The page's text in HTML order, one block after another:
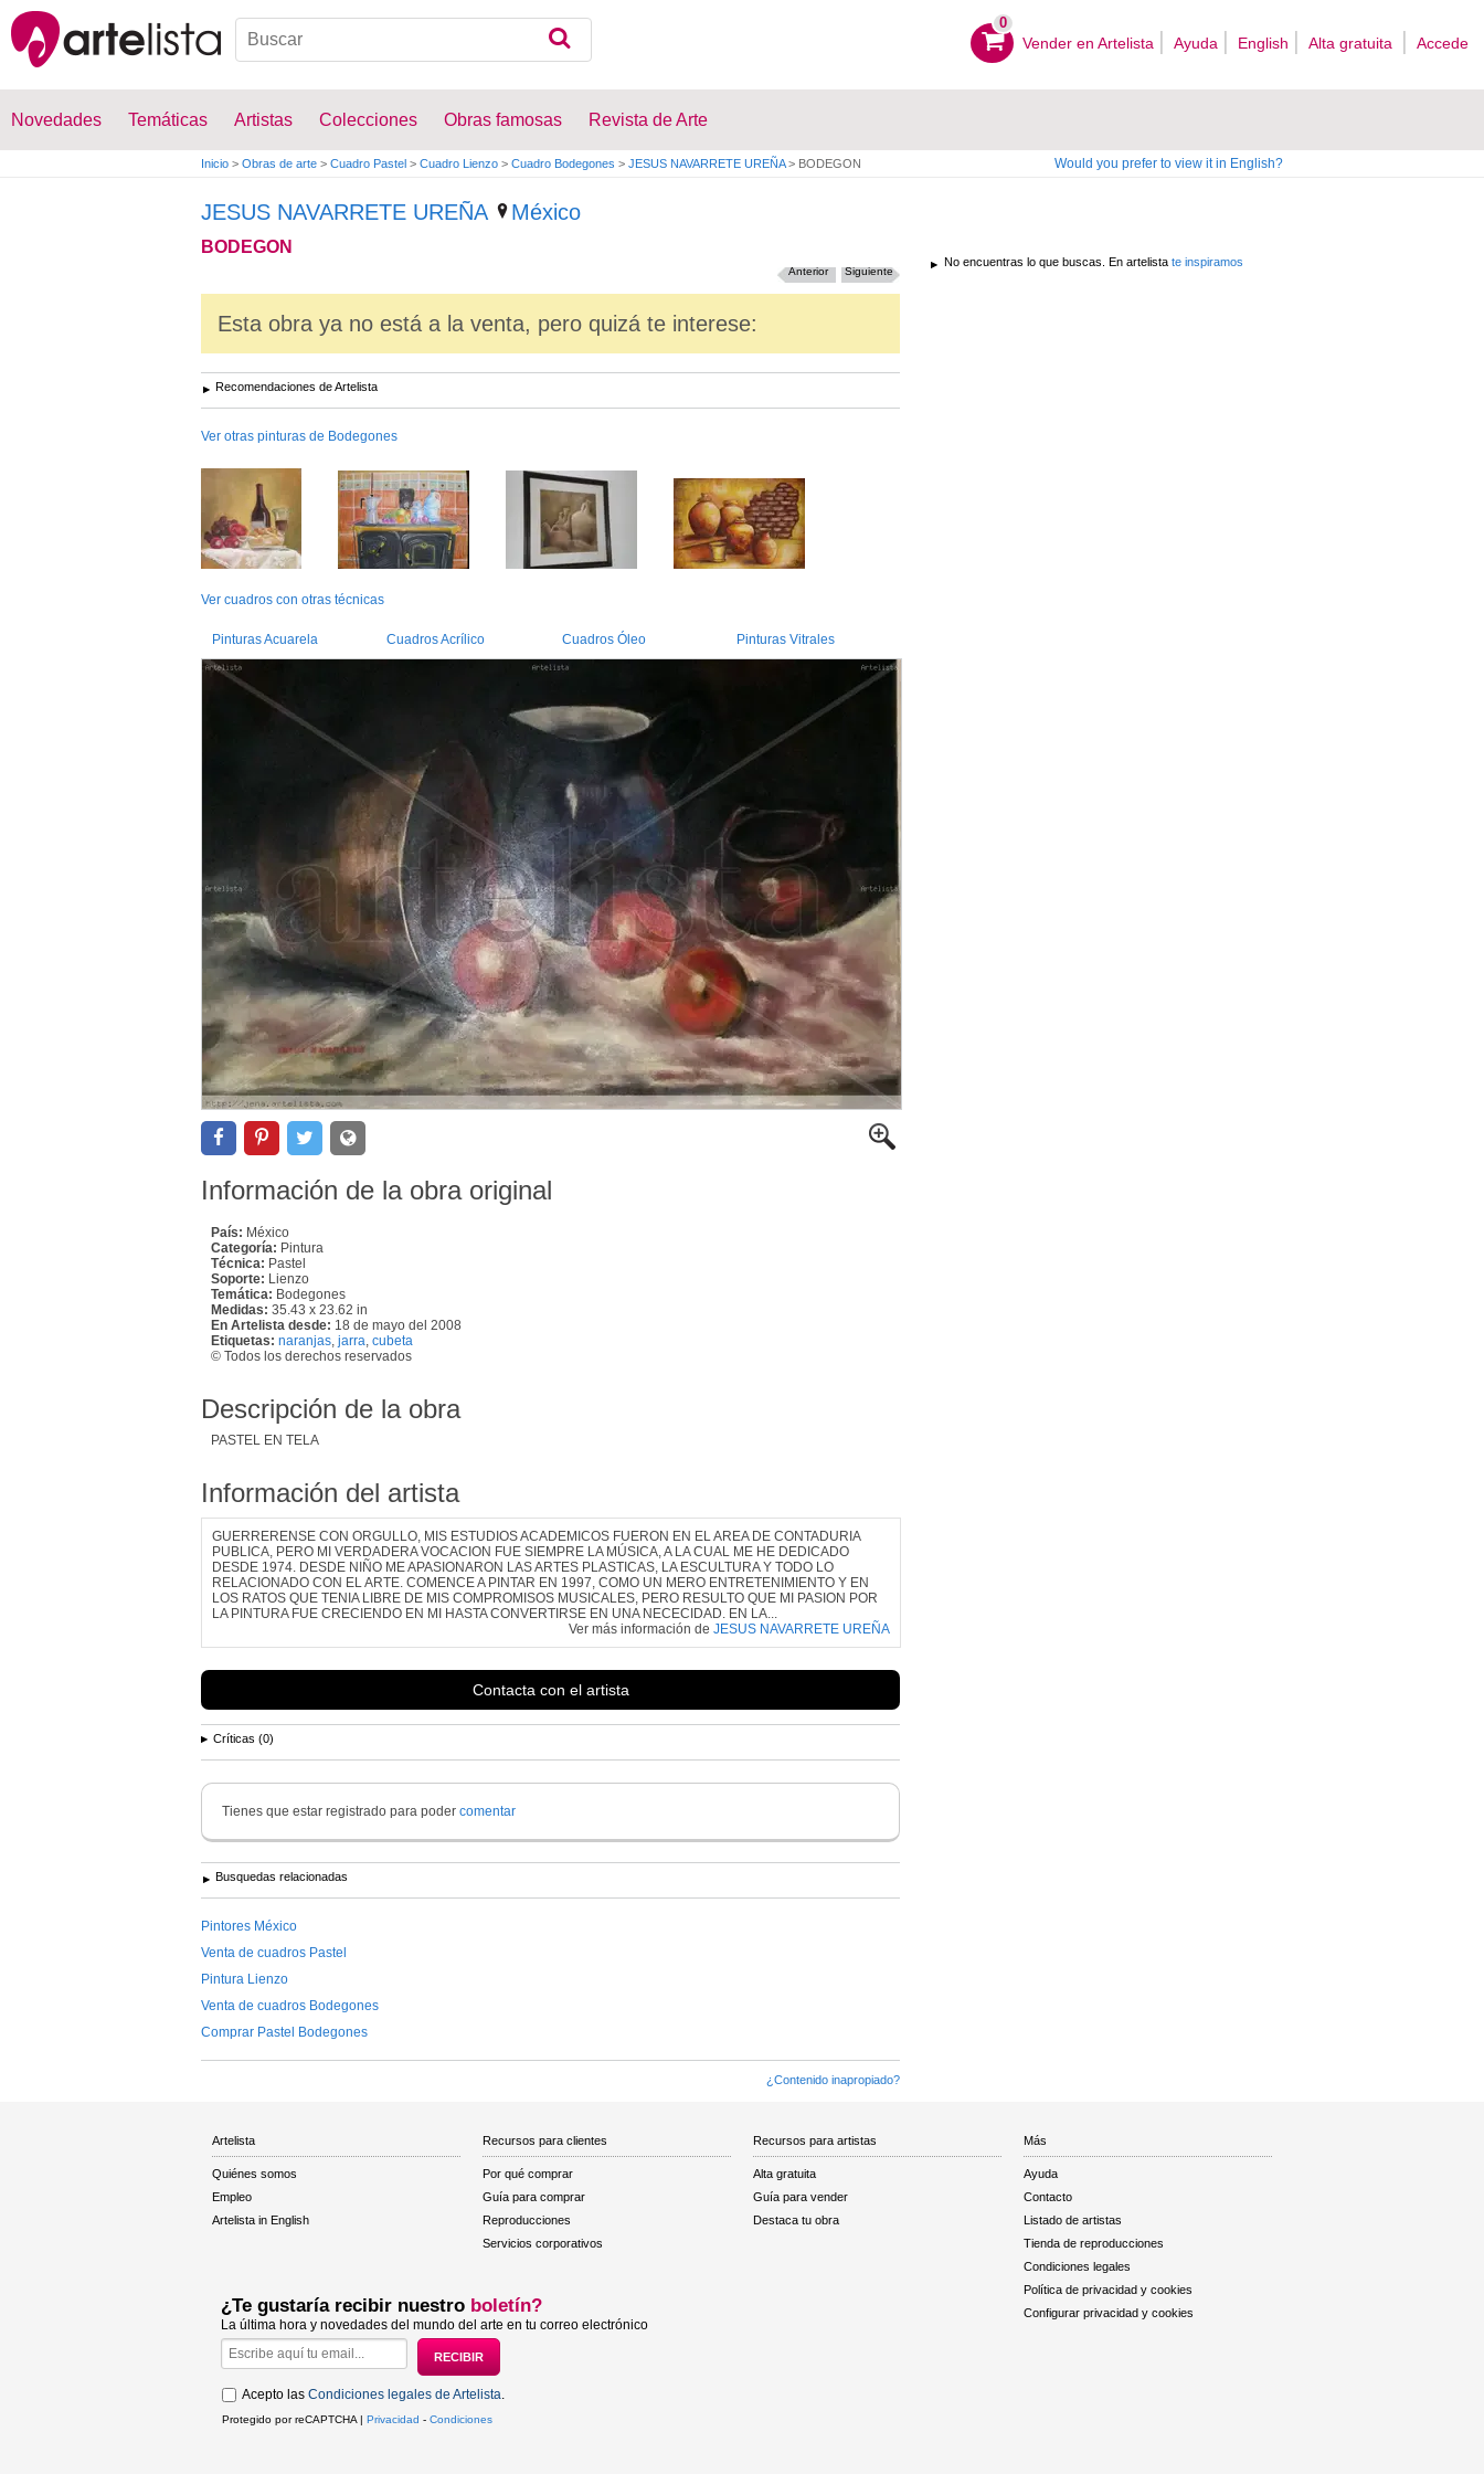
0
Vender en Artelista Ayuda English Alta gratuita Accede
Novedades Temáticas Artistas Colecciones Obras famosas Revista de Arte
Inicio > Obras de arte > Cuadro Pastel > Cuadro Lienzo > Cuadro Bodegones > JESUS NAVARRETE UREÑA > BODEGON Would you prefer to view it in English?
JESUS NAVARRETE UREÑA México
BODEGON
Siguiente
Anterior
Esta obra ya no está a la venta, pero quizá te interese:
Recomendaciones de Artelista
Ver otras pinturas de Bodegones
Ver cuadros con otras técnicas
Pinturas Acuarela Cuadros Acrílico Cuadros Óleo Pinturas Vitrales
Información de la obra original
País: México
Categoría: Pintura
Técnica: Pastel
Soporte: Lienzo
Temática: Bodegones
Medidas: 35.43 x 23.62 in
En Artelista desde: 18 de mayo del 2008
Etiquetas: naranjas jarra cubeta
© Todos los derechos reservados
Descripción de la obra
PASTEL EN TELA
Información del artista
GUERRERENSE CON ORGULLO, MIS ESTUDIOS ACADEMICOS FUERON EN EL AREA DE CONTADURIA
PUBLICA, PERO MI VERDADERA VOCACION FUE SIEMPRE LA MÚSICA, A LA CUAL ME HE DEDICADO
DESDE 1974. DESDE NIÑO ME APASIONARON LAS ARTES PLASTICAS, LA ESCULTURA Y TODO LO
RELACIONADO CON EL ARTE. COMENCE A PINTAR EN 1997, COMO UN MERO ENTRETENIMIENTO Y EN
LOS RATOS QUE TENIA LIBRE DE MIS COMPROMISOS MUSICALES, PERO RESULTO QUE MI PASION POR
LA PINTURA FUE CRECIENDO EN MI HASTA CONVERTIRSE EN UNA NECECIDAD. EN LA...
Ver más información de JESUS NAVARRETE UREÑA
Contacta con el artista
Críticas (0)
Tienes que estar registrado para poder comentar
Busquedas relacionadas
Pintores México
Venta de cuadros Pastel
Pintura Lienzo
Venta de cuadros Bodegones
Comprar Pastel Bodegones
¿Contenido inapropiado?
No encuentras lo que buscas. En artelista te inspiramos
Artelista
Quiénes somos
Empleo
Artelista in English
Recursos para clientes
Por qué comprar
Guía para comprar
Reproducciones
Servicios corporativos
Recursos para artistas
Alta gratuita
Guía para vender
Destaca tu obra
Más
Ayuda
Contacto
Listado de artistas
Tienda de reproducciones
Condiciones legales
Política de privacidad y cookies
Configurar privacidad y cookies
¿Te gustaría recibir nuestro boletín?
La última hora y novedades del mundo del arte en tu correo electrónico
Acepto las Condiciones legales de Artelista
Protegido por reCAPTCHA | Privacidad - Condiciones